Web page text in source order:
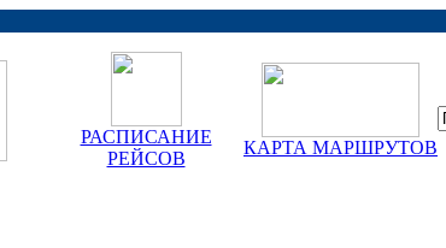
РАСПИСАНИЕ
РЕЙСОВ
КАРТА МАРШРУТОВ